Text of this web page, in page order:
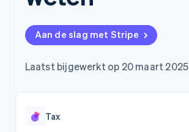
Toegang tot meer
Terminal
Fysieke betalingen
Authorization
Optimaliseer de
Link
Financial
In-appbetalingen
Geldbeheer
Platforms
Abonnementen
Facturatie naar
gebruik bieden
uitgeven die door
stablecoins worden
Diensten voorzien en
Productroadmap
Sessions
Vacatures
Stripe Press
Aan de slag met Stripe
Laatst bijgewerkt op 20 maart 2025
Tax